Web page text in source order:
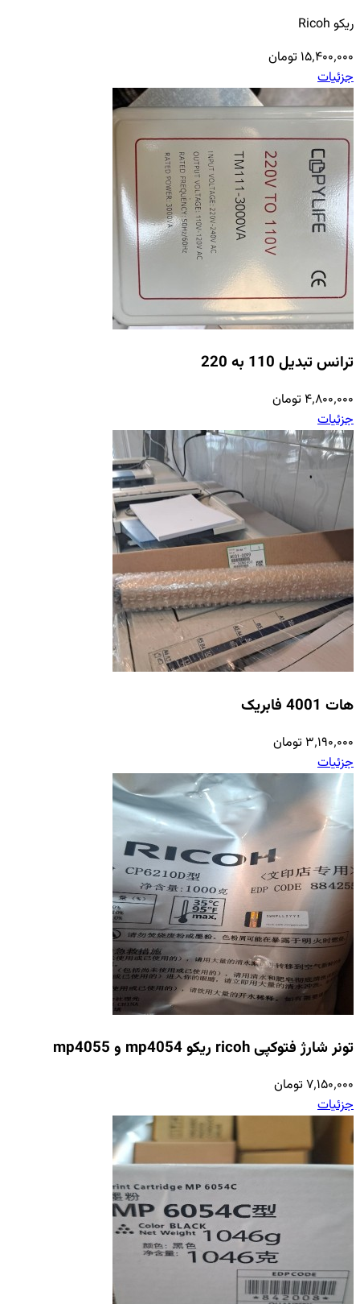
ریکو Ricoh
۱۵٬۴۰۰٬۰۰۰ تومان
جزئیات
ترانس تبدیل 110 به 220
۴٬۸۰۰٬۰۰۰ تومان
جزئیات
هات 4001 فابریک
۳٬۱۹۰٬۰۰۰ تومان
جزئیات
تونر شارژ فتوکپی ricoh ریکو mp4054 و mp4055
۷٬۱۵۰٬۰۰۰ تومان
جزئیات